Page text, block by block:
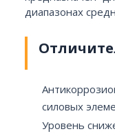
диапазонах
силовых
Уровень